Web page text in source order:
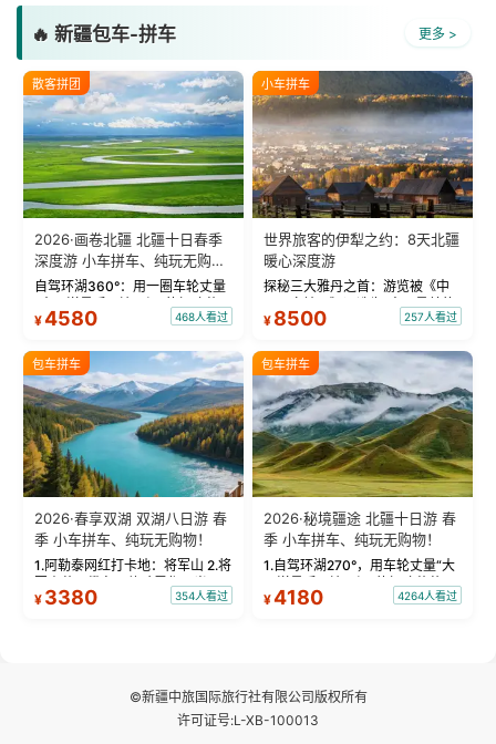
🔥 新疆包车-拼车 更多 >
散客拼团
2026·画卷北疆 北疆十日春季
深度游 小车拼车、纯玩无购
物！
自驾环湖360°：用一圈车轮丈量
“大西洋最后一滴眼泪”的极致蔚
蓝。 赛湖旅拍：甄选多款风格服
绝美瞬间。 赛湖坦克300跟车视
频：专业摄影师...
¥4580 468人看过
小车拼车
世界旅客的伊犁之约：8天北疆
暖心深度游
探秘三大雅丹之首：游览被《中
国国家地理》评选为“中国最美的
三大雅丹”第一名的克拉玛依魔鬼
瓦人最大村落——禾木村，欣赏
晨雾与小木...
¥ 8500 257人看过
包车拼车
2026·春享双湖 双湖八日游 春
季 小车拼车、纯玩无购物！
1.阿勒泰网红打卡地：将军山 2.将
军山落日缆车，体验雪都风光 3.
将军山，夕阳派对，蹦迪party 4.
¥ 3380 354人看过
包车拼车
2026·秘境疆途 北疆十日游 春
季 小车拼车、纯玩无购物！
1.自驾环湖270°，用车轮丈量“大
西洋最后一滴眼泪”的极致蔚蓝，
让雪山、花海与深邃湖水在转弯
¥4180 4264人看过
©新疆中旅国际旅行社有限公司版权所有
许可证号:L-XB-100013